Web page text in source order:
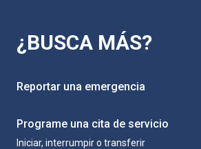
¿BUSCA MÁS?
Reportar una emergencia
Programe una cita de servicio
Iniciar, interrumpir o transferir